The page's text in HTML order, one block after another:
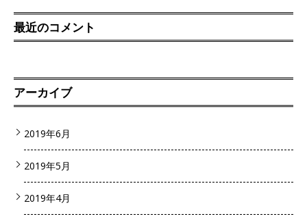
最近のコメント
アーカイブ
2019年6月
2019年5月
2019年4月